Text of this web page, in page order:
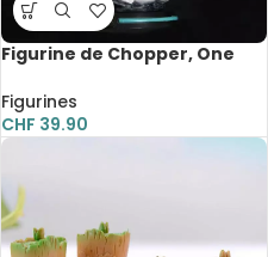
Figurine de Chopper, One
Onigashima, 14 cm
Figurines
CHF 39.90